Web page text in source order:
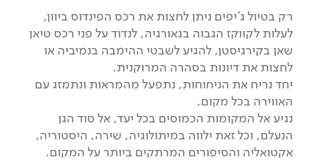
רק בטיול ג'יפים ניתן לחצות את רכס הפינדוס ביוון,
לעלות לקווקז הגבוה בגאורגיה, לנדוד על פני רכס טיאן
שאן בקירגיסטן, להגיע לשבטי ההימבה בנמיביה או
לחצות את דיונות בסהרה המרוקנית.
יחד נריח את הניחוחות, נתפעל מהמראות ונתמזג עם
האווירה בכל מקום.
נגיע אל המקומות הכמוסים בכל יעד, אל סוד הגן
הנעלם, וכל זאת ילווה במיתולוגיה, שירה, היסטוריה,
אקטואליה והסיפורים המרתקים ביותר על המקום.